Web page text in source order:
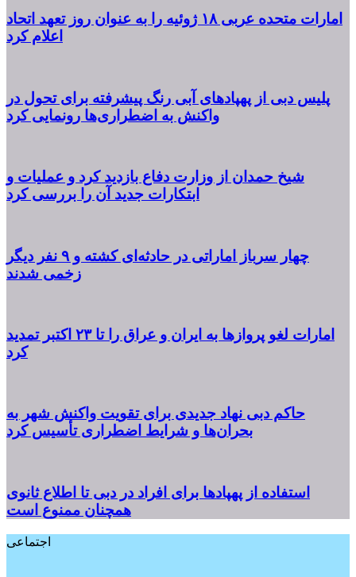
امارات متحده عربی ۱۸ ژوئیه را به عنوان روز تعهد اتحاد
اعلام کرد
پلیس دبی از پهپادهای آبی رنگ پیشرفته برای تحول در
واکنش به اضطراری‌ها رونمایی کرد
شیخ حمدان از وزارت دفاع بازدید کرد و عملیات و
ابتکارات جدید آن را بررسی کرد
چهار سرباز اماراتی در حادثه‌ای کشته و ۹ نفر دیگر
زخمی شدند
امارات لغو پروازها به ایران و عراق را تا ۲۳ اکتبر تمدید
کرد
حاکم دبی نهاد جدیدی برای تقویت واکنش شهر به
بحران‌ها و شرایط اضطراری تأسیس کرد
استفاده از پهپادها برای افراد در دبی تا اطلاع ثانوی
همچنان ممنوع است
اجتماعی